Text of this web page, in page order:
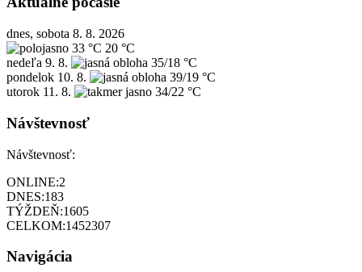
dnes, sobota 8. 8. 2026
33 °C 20 °C
nedeľa 9. 8.
35/18 °C
pondelok 10. 8.
39/19 °C
utorok 11. 8. 34/22 °C
Návštevnosť
Návštevnosť:
ONLINE:2
DNES:183
TÝŽDEŇ:1605
CELKOM:1452307
Navigácia